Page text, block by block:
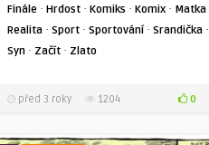
Finále · Hrdost · Komiks · Komix · Matka
Realita · Sport · Sportování· Srandička ·
Syn · Začít · Zlato
před 3 roky 1204 0